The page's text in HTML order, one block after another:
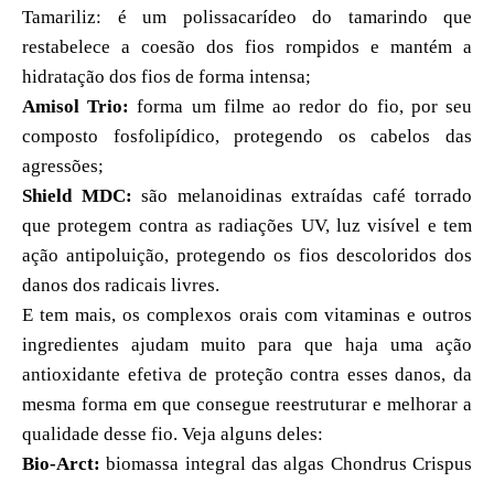
Tamariliz: é um polissacarídeo do tamarindo que
restabelece a coesão dos fios rompidos e mantém a
hidratação dos fios de forma intensa;
Amisol Trio:forma um filme ao redor do fio, por seu
composto fosfolipídico, protegendo os cabelos das
agressões;
Shield MDC: são melanoidinas extraídas café torrado
que protegem contra as radiações UV, luz visível e tem
ação antipoluição, protegendo os fios descoloridos dos
danos dos radicais livres.
E tem mais, os complexos orais com vitaminas e outros
ingredientes ajudam muito para que haja uma ação
antioxidante efetiva de proteção contra esses danos, da
mesma forma em que consegue reestruturar e melhorar a
qualidade desse fio. Veja alguns deles:
Bio-Arct:biomassa integral das algas Chondrus Crispus